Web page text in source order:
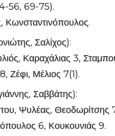
56, 69-75).
Κωνσταντινόπουλος.
Σαλίχος):
Καραχάλιας 3,
Ζέφι, Μέλιος 7(1).
Σαββάτης):
Ψυλέας,
6, Κουκουνιάς 9.